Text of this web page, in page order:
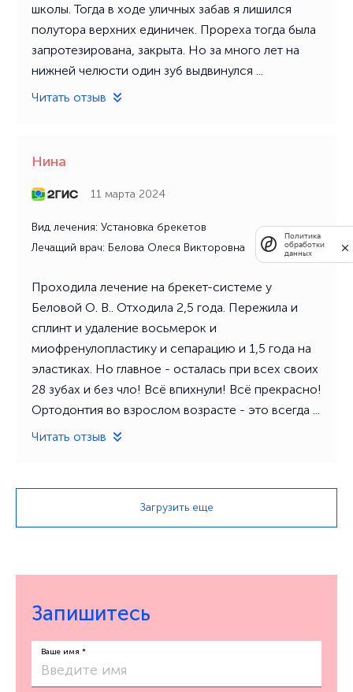
школы. Тогда в ходе уличных забав я лишился
полутора верхних единичек. Прореха тогда была
запротезирована, закрыта. Но за много лет на
нижней челюсти один зуб выдвинулся ...
Читать отзыв
Нина
11 марта 2024
Вид лечения: Установка брекетов
Лечащий врач: Белова Олеся Викторовна
Проходила лечение на брекет-системе у
Беловой О. В.. Отходила 2,5 года. Пережила и
сплинт и удаление восьмерок и
миофренулопластику и сепарацию и 1,5 года на
эластиках. Но главное - осталась при всех своих
28 зубах и без чло! Всё впихнули! Всё прекрасно!
Ортодонтия во взрослом возрасте - это всегда ...
Читать отзыв
Загрузить еще
Запишитесь
Ваше имя *
Политика
обработки
данных